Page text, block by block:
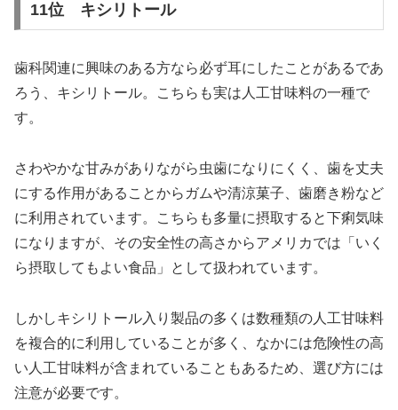
11位 キシリトール
歯科関連に興味のある方なら必ず耳にしたことがあるであ
ろう、キシリトール。こちらも実は人工甘味料の一種で
す。
さわやかな甘みがありながら虫歯になりにくく、歯を丈夫
にする作用があることからガムや清涼菓子、歯磨き粉など
に利用されています。こちらも多量に摂取すると下痢気味
になりますが、その安全性の高さからアメリカでは「いく
ら摂取してもよい食品」として扱われています。
しかしキシリトール入り製品の多くは数種類の人工甘味料
を複合的に利用していることが多く、なかには危険性の高
い人工甘味料が含まれていることもあるため、選び方には
注意が必要です。